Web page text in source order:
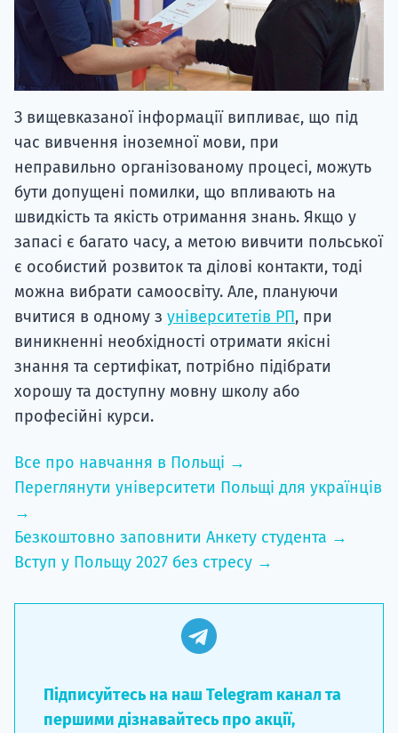
З вищевказаної інформації випливає, що під
час вивчення іноземної мови, при
неправильно організованому процесі, можуть
бути допущені помилки, що впливають на
швидкість та якість отримання знань. Якщо у
запасі є багато часу, а метою вивчити польської
є особистий розвиток та ділові контакти, тоді
можна вибрати самоосвіту. Але, плануючи
вчитися в одному з університетів РП, при
виникненні необхідності отримати якісні
знання та сертифікат, потрібно підібрати
хорошу та доступну мовну школу або
професійні курси.
Все про навчання в Польщі →
Переглянути університети Польщі для українців
→
Безкоштовно заповнити Анкету студента →
Вступ у Польщу 2027 без стресу →
Підписуйтесь на наш Telegram канал та
першими дізнавайтесь про акції,